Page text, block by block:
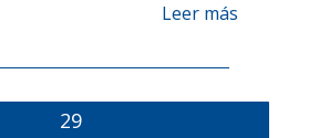
Leer más
29